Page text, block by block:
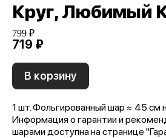
Круг, Любимый
799 ₽
719 ₽
В корзину
1 шт. Фольгированный шар ≈ 45 см
Информация о гарантии и
шарами доступна на странице